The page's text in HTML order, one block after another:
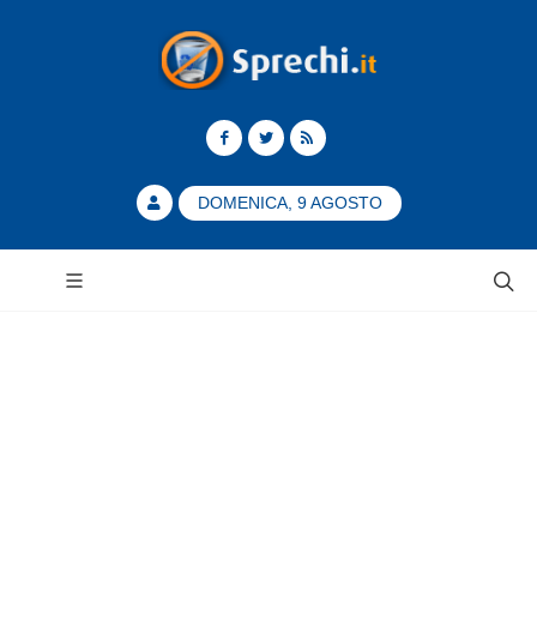
DOMENICA, 9 AGOSTO